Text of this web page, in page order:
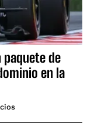
de
en la